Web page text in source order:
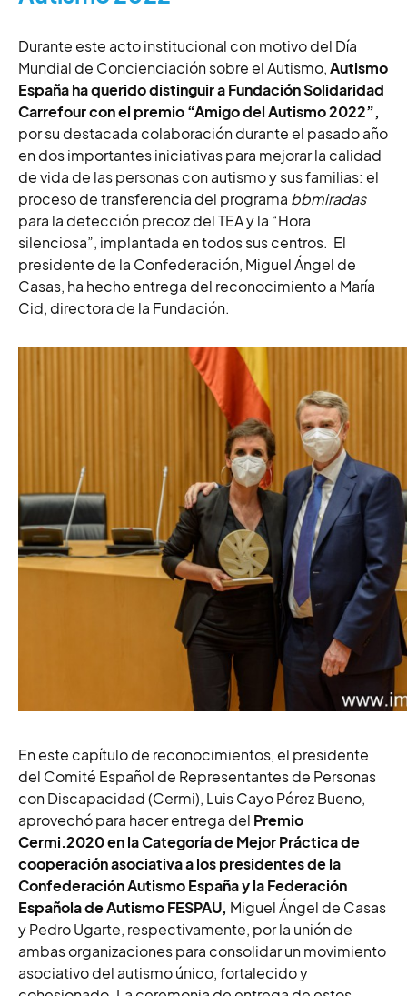
Durante este acto institucional con motivo del Día
Mundial de Concienciación sobre el Autismo,Autismo
España ha querido distinguir a Fundación Solidaridad
Carrefour con el premio “Amigo del Autismo 2022”,
por su destacada colaboración durante el pasado año
en dos importantes iniciativas para mejorar la calidad
de vida de las personas con autismo y sus familias: el
proceso de transferencia del programa bbmiradas
para la detección precoz del TEA y la “Hora
silenciosa”, implantada en todos sus centros. El
presidente de la Confederación, Miguel Ángel de
Casas, ha hecho entrega del reconocimiento a María
Cid, directora de la Fundación.
En este capítulo de reconocimientos, el presidente
del Comité Español de Representantes de Personas
con Discapacidad (Cermi), Luis Cayo Pérez Bueno,
aprovechó para hacer entrega del Premio
Cermi.2020 en la Categoría de Mejor Práctica de
cooperación asociativa a los presidentes de la
Confederación Autismo España y la Federación
Española de Autismo FESPAU, Miguel Ángel de Casas
y Pedro Ugarte, respectivamente, por la unión de
ambas organizaciones para consolidar un movimiento
asociativo del autismo único, fortalecido y